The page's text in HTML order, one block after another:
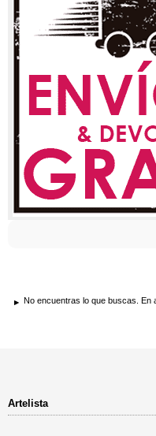
No encuentras lo que buscas. En
Artelista